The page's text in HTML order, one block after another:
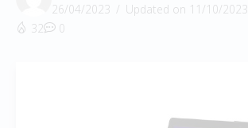
26/04/2023
Updated on 11/10/2023
32
0